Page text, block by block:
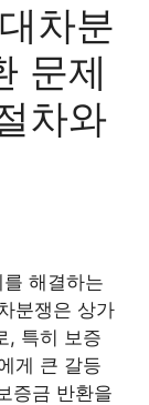
차분
문제
차와
해결하는
분쟁은 상가
, 특히 보증
게 큰 갈등
증금 반환을